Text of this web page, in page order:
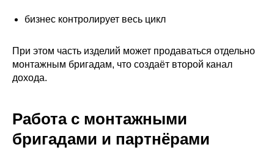
бизнес контролирует весь цикл
При этом часть изделий может продаваться отдельно
монтажным бригадам, что создаёт второй канал
дохода.
Работа с монтажными
бригадами и партнёрами